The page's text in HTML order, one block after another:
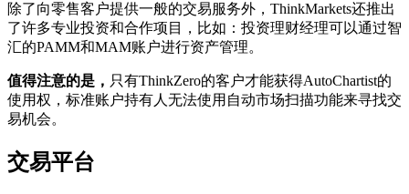
除了向零售客户提供一般的交易服务外，ThinkMarkets还推出
了许多专业投资和合作项目，比如：投资理财经理可以通过智
汇的PAMM和MAM账户进行资产管理。
值得注意的是， 只有ThinkZero的客户才能获得AutoChartist的
使用权，标准账户持有人无法使用自动市场扫描功能来寻找交
易机会。
交易平台